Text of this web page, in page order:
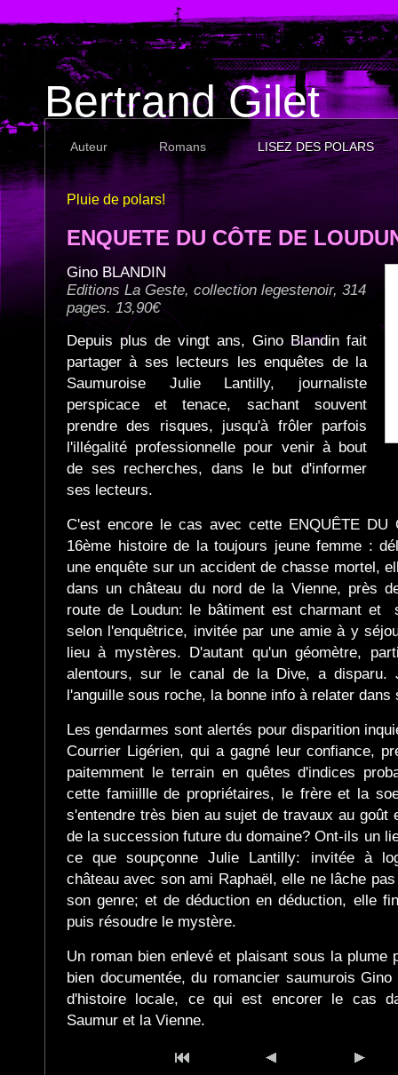
Bertrand Gilet
Auteur Romans LISEZ DES POLARS
Pluie de polars!
ENQUETE DU CÔTE DE
Gino BLANDIN
Editions La Geste, collection legestenoir, 314
pages. 13,90€
Depuis plus de vingt ans, Gino Blandin fait
partager à ses lecteurs les enquêtes de la
Saumuroise Julie Lantilly, journaliste
perspicace et tenace, sachant souvent
prendre des risques, jusqu'à frôler parfois
l'illégalité professionnelle pour venir à bout
de ses recherches, dans le but d'informer
ses lecteurs.
C'est encore le cas avec cette ENQUÊTE DU
16ème histoire de la toujours jeune femme :
une enquête sur un accident de chasse mortel,
dans un château du nord de la Vienne, près
route de Loudun: le bâtiment est charmant et
selon l'enquêtrice, invitée par une amie à y
lieu à mystères. D'autant qu'un géomètre,
alentours, sur le canal de la Dive, a disparu.
l'anguille sous roche, la bonne info à relater dans
Les gendarmes sont alertés pour disparition
Courrier Ligérien, qui a gagné leur confiance,
paitemment le terrain en quêtes d'indices
cette famiillle de propriétaires, le frère et la
s'entendre très bien au sujet de travaux au goût
de la succession future du domaine? Ont-ils un
ce que soupçonne Julie Lantilly: invitée à
château avec son ami Raphaël, elle ne lâche
son genre; et de déduction en déduction, elle
puis résoudre le mystère.
Un roman bien enlevé et plaisant sous la plume
bien documentée, du romancier saumurois
d'histoire locale, ce qui est encorer le cas
Saumur et la Vienne.